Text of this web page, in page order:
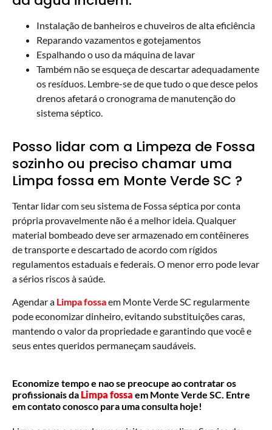
Instalação de banheiros e chuveiros de alta eficiência
Reparando vazamentos e gotejamentos
Espalhando o uso da máquina de lavar
Também não se esqueça de descartar adequadamente
os resíduos. Lembre-se de que tudo o que desce pelos
drenos afetará o cronograma de manutenção do
sistema séptico.
Posso lidar com a Limpeza de Fossa
sozinho ou preciso chamar uma
Limpa fossa em Monte Verde SC ?
Tentar lidar com seu sistema de Fossa séptica por conta
própria provavelmente não é a melhor ideia. Qualquer
material bombeado deve ser armazenado em contêineres
de transporte e descartado de acordo com rígidos
regulamentos estaduais e federais. O menor erro pode levar
a sérios riscos à saúde.
Agendar a Limpa fossaem Monte Verde SC regularmente
pode economizar dinheiro, evitando substituições caras,
mantendo o valor da propriedade e garantindo que você e
seus entes queridos permaneçam saudáveis.
Economize tempo e nao se preocupe ao contratar os
profissionais da Limpa fossa em Monte Verde SC. Entre
em contato conosco para uma consulta hoje!